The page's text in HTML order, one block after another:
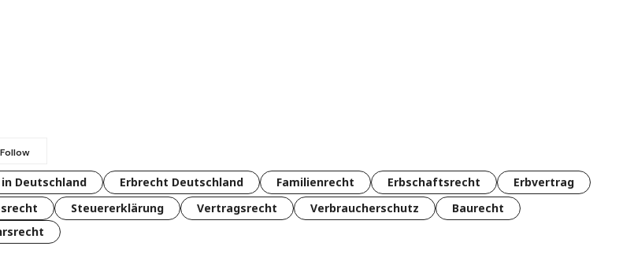
Deutschland Erbrecht Deutschland Familienrecht Erbschaftsrecht
Erbvertrag
Steuererklärung Vertragsrecht Verbraucherschutz
Baurecht